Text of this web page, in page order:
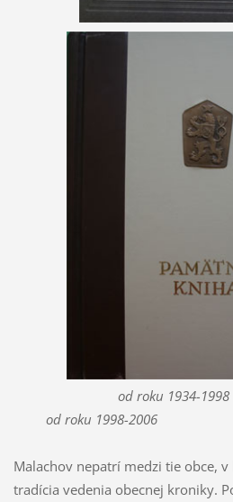
od roku
od roku 1998-2006
Malachov nepatrí medzi tie obce,
tradícia vedenia obecnej kroniky.